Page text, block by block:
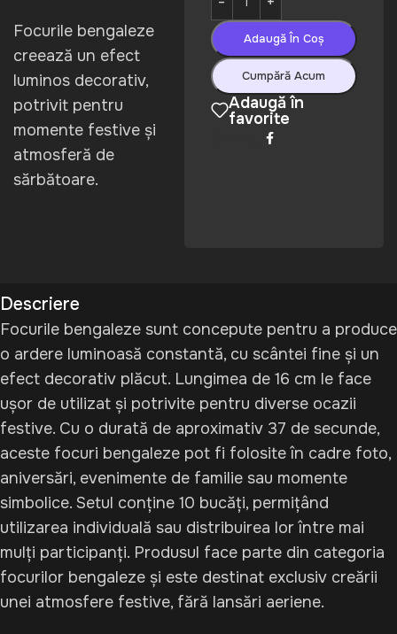
Focurile bengaleze
creează un efect
luminos decorativ,
potrivit pentru
momente festive și
atmosferă de
sărbătoare.
Adaugă În Coș
Cumpără Acum
Adaugă în
favorite
Descriere
Focurile bengaleze sunt concepute pentru a produce
o ardere luminoasă constantă, cu scântei fine și un
efect decorativ plăcut. Lungimea de 16 cm le face
ușor de utilizat și potrivite pentru diverse ocazii
festive. Cu o durată de aproximativ 37 de secunde,
aceste focuri bengaleze pot fi folosite în cadre foto,
aniversări, evenimente de familie sau momente
simbolice. Setul conține 10 bucăți, permițând
utilizarea individuală sau distribuirea lor între mai
mulți participanți. Produsul face parte din categoria
focurilor bengaleze și este destinat exclusiv creării
unei atmosfere festive, fără lansări aeriene.